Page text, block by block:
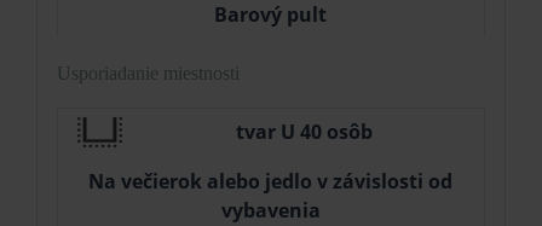
Barový pult
Usporiadanie miestnosti
tvar U 40 osôb
Na večierok alebo jedlo v závislosti od
vybavenia